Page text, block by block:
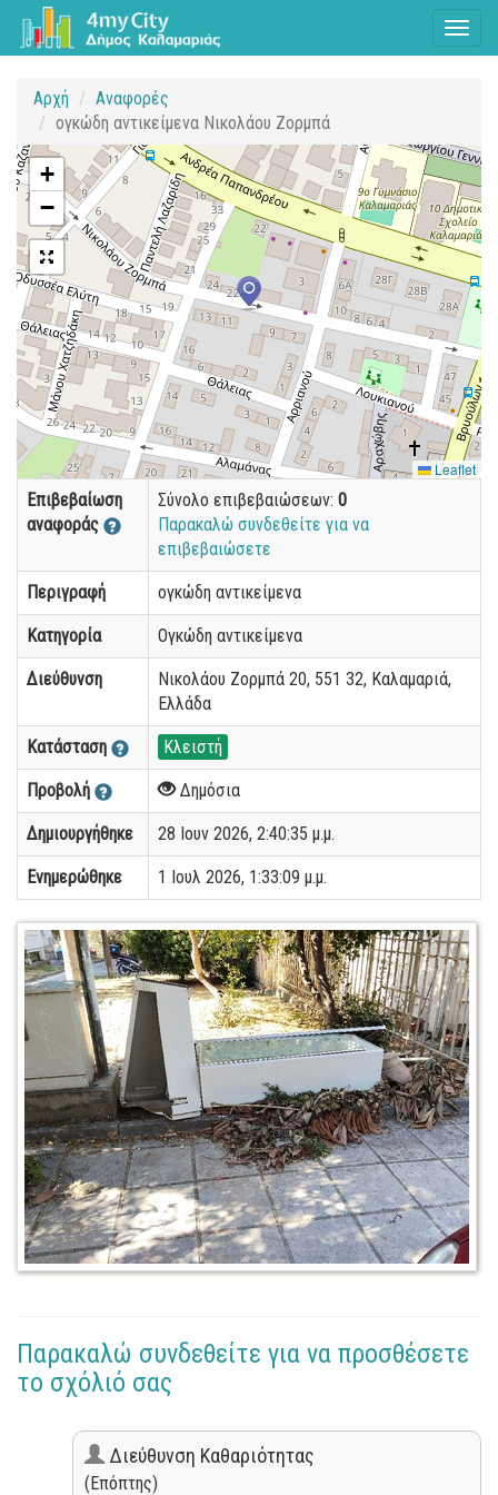
Αρχή
Αναφορές
ογκώδη αντικείμενα Νικολάου Ζορμπά
+
−
Leaflet
Επιβεβαίωση
αναφοράς
Σύνολο επιβεβαιώσεων: 0
Παρακαλώ συνδεθείτε για να
επιβεβαιώσετε
Περιγραφή ογκώδη αντικείμενα
Κατηγορία Ογκώδη αντικείμενα
Διεύθυνση
Νικολάου Ζορμπά 20, 551 32, Καλαμαριά,
Ελλάδα
Κατάσταση Κλειστή
Προβολή Δημόσια
Δημιουργήθηκε 28 Ιουν 2026, 2:40:35 μ.μ.
Ενημερώθηκε 1 Ιουλ 2026, 1:33:09 μ.μ.
Παρακαλώ συνδεθείτε για να προσθέσετε
το σχόλιό σας
Διεύθυνση Καθαριότητας
(Επόπτης)